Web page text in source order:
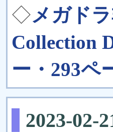
◇メガド
Collection
ー・293ペ
2023-02-